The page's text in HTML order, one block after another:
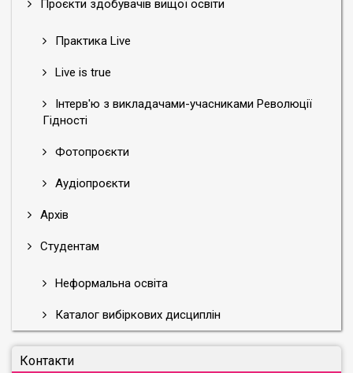
Проєкти здобувачів вищої освіти
Практика Live
Live is true
Інтерв'ю з викладачами-учасниками Революції
Гідності
Фотопроєкти
Аудіопроєкти
Архів
Студентам
Неформальна освіта
Каталог вибіркових дисциплін
Контакти